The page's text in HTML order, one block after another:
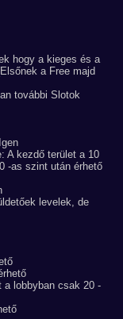
hogy a kieges és a
a Free majd
további Slotok
A kezdő terület a 10
-as szint után érhető
levelek, de
a lobbyban csak 20 -